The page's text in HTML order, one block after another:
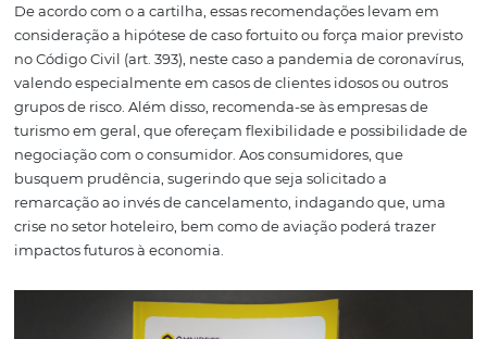
turismo e companhias áreas que fazem negócios no
presencial ou virtual, em moeda nacional e em
poderá realizar o reagendamento sem custo adicional.
significa que os hóspedes também podem remarcar
hospedagem, sem custo adicional, ainda que tenham
a reserva de outra forma, que não tenha sido a direta.
Considerações e recomendações
De acordo com o a cartilha, essas recomendações
consideração a hipótese de caso fortuito ou força maior